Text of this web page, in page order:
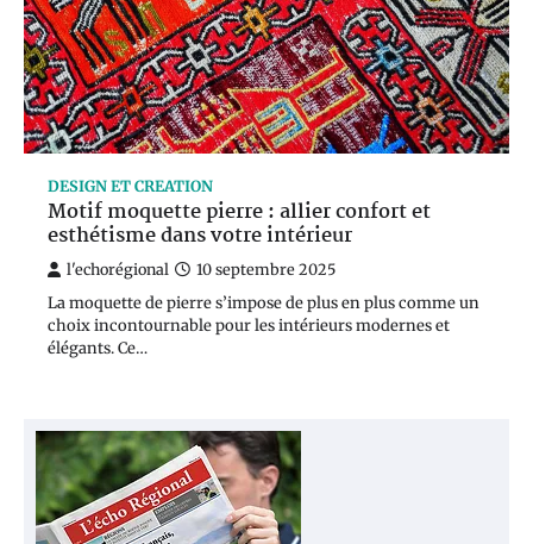
DESIGN ET CREATION
Motif moquette pierre : allier confort et
esthétisme dans votre intérieur
l'echorégional 10 septembre 2025
La moquette de pierre s’impose de plus en plus comme un
choix incontournable pour les intérieurs modernes et
élégants. Ce…